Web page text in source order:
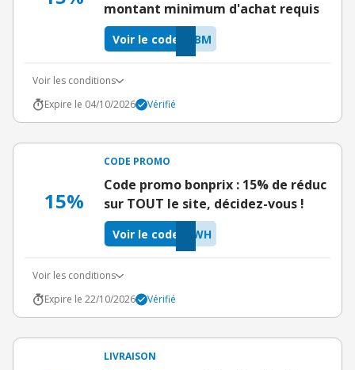
montant minimum d'achat requis
1BM
Voir le code
Voir les conditions
Expire le 04/10/2026
Vérifié
15%
CODE PROMO
Code promo bonprix : 15% de réduc
sur TOUT le site, décidez-vous !
NWH
Voir le code
Voir les conditions
Expire le 22/10/2026
Vérifié
LIVRAISON